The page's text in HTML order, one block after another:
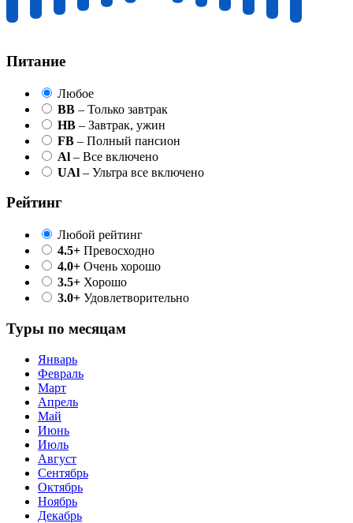
Питание
Любое
BB – Только завтрак
HB – Завтрак, ужин
FB – Полный пансион
Al – Все включено
UAl – Ультра все включено
Рейтинг
Любой рейтинг
4.5+ Превосходно
4.0+ Очень хорошо
3.5+ Хорошо
3.0+ Удовлетворительно
Туры по месяцам
Январь
Февраль
Март
Апрель
Май
Июнь
Июль
Август
Сентябрь
Октябрь
Ноябрь
Декабрь